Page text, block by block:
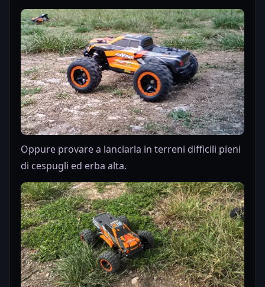
Oppure provare a lanciarla in terreni difficili pieni
di cespugli ed erba alta.